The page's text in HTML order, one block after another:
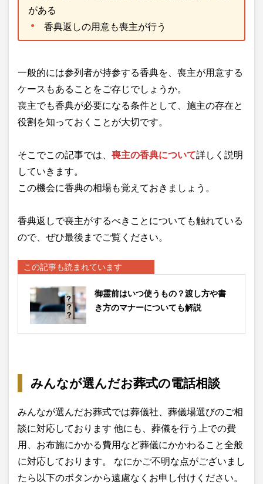
がある
香典返しの用意も喪主が行う
一般的には参列者が持参する香典を、喪主が用意する
ケースもあることをご存じでしょうか。
喪主でも香典が必要になる条件として、施主の存在と
役割を知っておくことが大切です。
そこでこの記事では、 喪主の香典について詳しく説明
していきます。
この機会に香典の相場も覚えておきましょう。
香典返しで喪主がするべきことについても触れている
ので、ぜひ最後までご覧ください。
この記事も読まれています
御霊前はいつ使うもの？渡し方や書
き方のマナーについても解説
みんなが選んだお葬式の電話相談
みんなが選んだお葬式では葬儀社、葬儀場選びのご相
談に対応しております 他にも、葬儀を行う上での費
用、お布施にかかる費用など葬儀にかかわること全般
に対応しております。 なにかご不明な点がございまし
たら以下のボタンから遠慮なくお申し付けください。